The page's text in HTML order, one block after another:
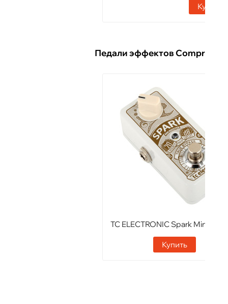
Купить
Педали эффектов Compressor
TC ELECTRONIC Spark Mini
Купить